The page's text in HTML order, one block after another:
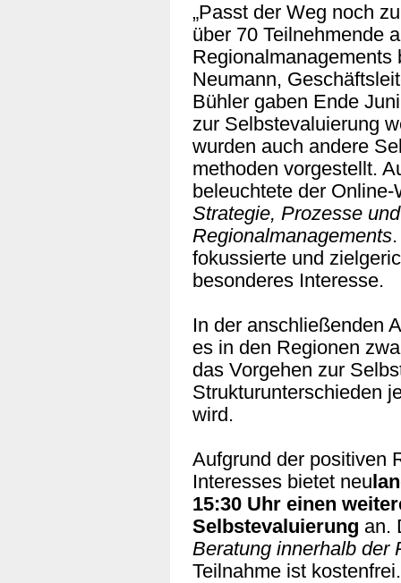
„Passt der Weg noch
über 70 Teilnehmende
Neumann,
Bühler gaben Ende
zur Selbstevaluierung
wurden auch andere
methoden vorgestellt.
beleuchtete der
Strategie, Prozesse
Regionalmanagements
fokussierte und
besonderes Interesse.
In der anschließenden
es in den Regionen
das Vorgehen zur
Strukturunterschieden
wird.
Aufgrund der positiven
Interesses bietet neu
15:30 Uhr einen
Selbstevaluierung an.
Beratung innerhalb der
Teilnahme ist kostenfrei.